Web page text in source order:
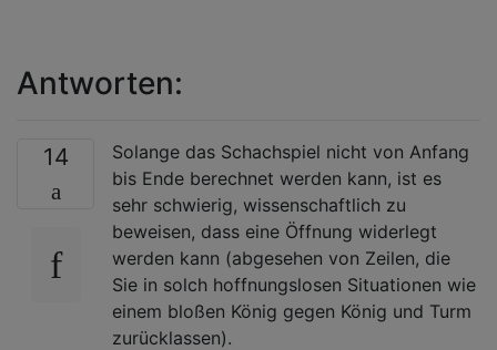
Antworten:
14
Solange das Schachspiel nicht von Anfang
bis Ende berechnet werden kann, ist es
sehr schwierig, wissenschaftlich zu
beweisen, dass eine Öffnung widerlegt
werden kann (abgesehen von Zeilen, die
Sie in solch hoffnungslosen Situationen wie
einem bloßen König gegen König und Turm
zurücklassen).